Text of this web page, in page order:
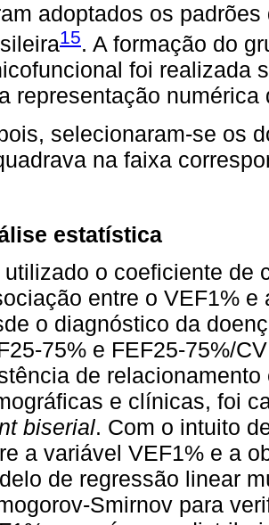
adoptados os
15. A formação do
foi realizada
representação
selecionaram-se os
na faixa
estatística
utilizado o coeficiente de
entre o VEF1%
o diagnóstico da
75% e FEF25-75%/
de
e clínicas, foi
biserial. Com o intuito
a variável VEF1% e a
de regressão linear
Smirnov para